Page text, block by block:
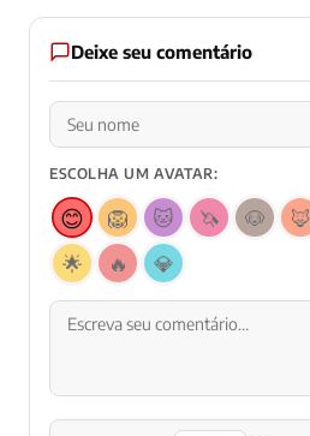
Deixe seu comentário
ESCOLHA UM AVATAR:
😊 🦁 🐱 🦄 🐶 🦊
🌟
🔥 💎